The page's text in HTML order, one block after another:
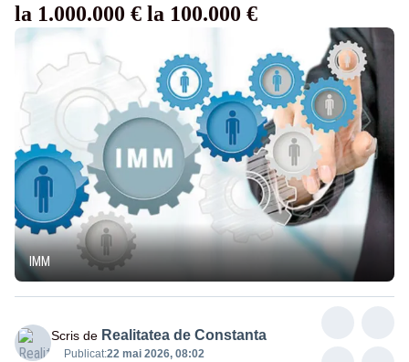
la 1.000.000 € la 100.000 €
IMM
Scris de Realitatea de Constanta
Publicat:22 mai 2026, 08:02